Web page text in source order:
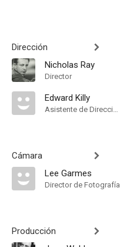
Dirección
Nicholas Ray
Director
Edward Killy
Asistente de Dirección
Cámara
Lee Garmes
Director de Fotografía
Producción